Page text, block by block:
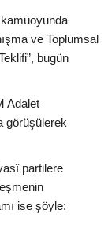
ve Toplumsal
bugün
Adalet
görüşülerek
partilere
ise şöyle: